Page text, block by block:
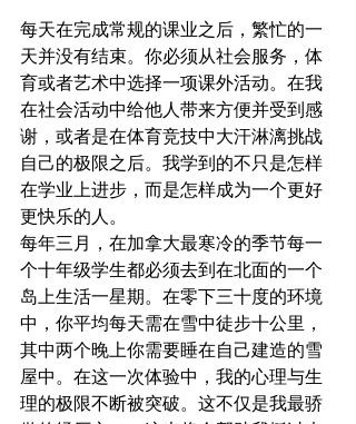
每天在完成常规的课业之后，繁忙的一
天并没有结束。你必须从社会服务，体
育或者艺术中选择一项课外活动。在我
在社会活动中给他人带来方便并受到感
谢，或者是在体育竞技中大汗淋漓挑战
自己的极限之后。我学到的不只是怎样
在学业上进步，而是怎样成为一个更好
更快乐的人。
每年三月，在加拿大最寒冷的季节每一
个十年级学生都必须去到在北面的一个
岛上生活一星期。在零下三十度的环境
中，你平均每天需在雪中徒步十公里，
其中两个晚上你需要睡在自己建造的雪
屋中。在这一次体验中，我的心理与生
理的极限不断被突破。这不仅是我最骄